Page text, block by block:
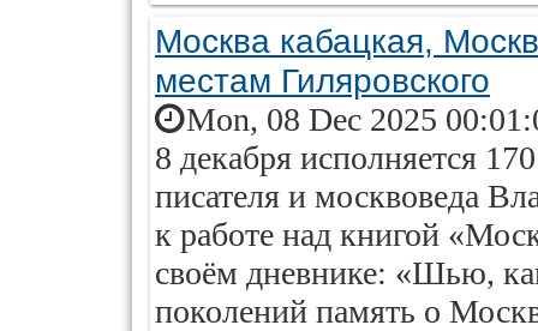
Москва кабацкая,
местам Гиляровского
Mon, 08 Dec 2025
8 декабря исполняется
писателя и москвоведа
к работе над книгой
своём дневнике: «Шью,
поколений память о